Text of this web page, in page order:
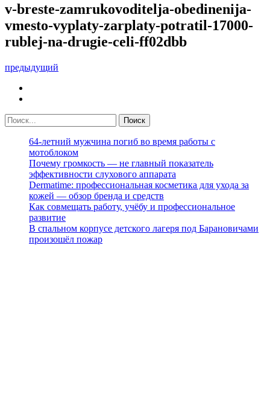
v-breste-zamrukovoditelja-obedinenija-
vmesto-vyplaty-zarplaty-potratil-17000-
rublej-na-drugie-celi-ff02dbb
предыдущий
64-летний мужчина погиб во время работы с
мотоблоком
Почему громкость — не главный показатель
эффективности слухового аппарата
Dermatime: профессиональная косметика для ухода за
кожей — обзор бренда и средств
Как совмещать работу, учёбу и профессиональное
развитие
В спальном корпусе детского лагеря под Барановичами
произошёл пожар